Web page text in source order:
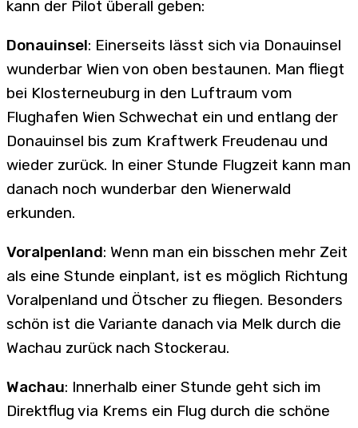
kann der Pilot überall geben:
Donauinsel: Einerseits lässt sich via Donauinsel
wunderbar Wien von oben bestaunen. Man fliegt
bei Klosterneuburg in den Luftraum vom
Flughafen Wien Schwechat ein und entlang der
Donauinsel bis zum Kraftwerk Freudenau und
wieder zurück. In einer Stunde Flugzeit kann man
danach noch wunderbar den Wienerwald
erkunden.
Voralpenland: Wenn man ein bisschen mehr Zeit
als eine Stunde einplant, ist es möglich Richtung
Voralpenland und Ötscher zu fliegen. Besonders
schön ist die Variante danach via Melk durch die
Wachau zurück nach Stockerau.
Wachau: Innerhalb einer Stunde geht sich im
Direktflug via Krems ein Flug durch die schöne